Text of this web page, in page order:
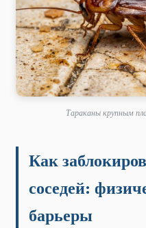
Тараканы крупным
Как
соседей:
барьеры